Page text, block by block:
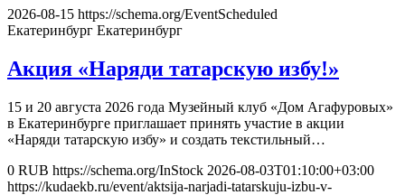
2026-08-15 https://schema.org/EventScheduled
Екатеринбург Екатеринбург
Акция «Наряди татарскую избу!»
15 и 20 августа 2026 года Музейный клуб «Дом Агафуровых»
в Екатеринбурге приглашает принять участие в акции
«Наряди татарскую избу» и создать текстильный…
0 RUB https://schema.org/InStock 2026-08-03T01:10:00+03:00
https://kudaekb.ru/event/aktsija-narjadi-tatarskuju-izbu-v-